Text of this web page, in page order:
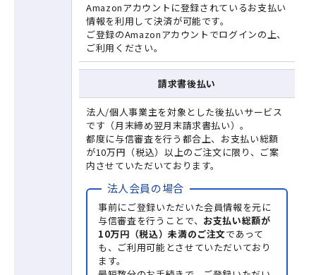
Amazonアカウントに登録されているお支払い
情報を利用して決済が可能です。
ご登録のAmazonアカウントでログインの上、
ご利用ください。
請求書後払い
法人/個人事業主を対象とした後払いサービス
です（月末締め翌月末請求書払い）。
都度に与信審査を行う都合上、お支払い総額
が10万円（税込）以上のご注文に限り、ご案
内させていただいております。
法人会員の場合
事前にご登録いただいた会員情報を元に
与信審査を行うことで、 お支払い総額が
10万円（税込）未満のご注文であって
も、ご利用可能とさせていただいており
ます。